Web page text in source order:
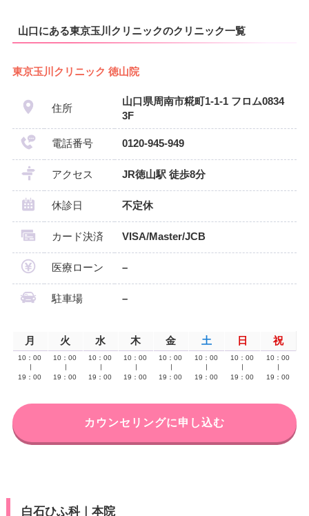
山口にある東京玉川クリニックのクリニック一覧
東京玉川クリニック 徳山院
住所
山口県周南市糀町1-1-1 フロム0834
3F
電話番号 0120-945-949
アクセス JR徳山駅 徒歩8分
休診日 不定休
カード決済 VISA/Master/JCB
医療ローン –
駐車場 –
月 火 水 木 金 土 日 祝
10：00
19：00
10：00
19：00
10：00
19：00
10：00
19：00
10：00
19：00
10：00
19：00
10：00
19：00
10：00
19：00
カウンセリングに申し込む
白石ひふ科｜本院